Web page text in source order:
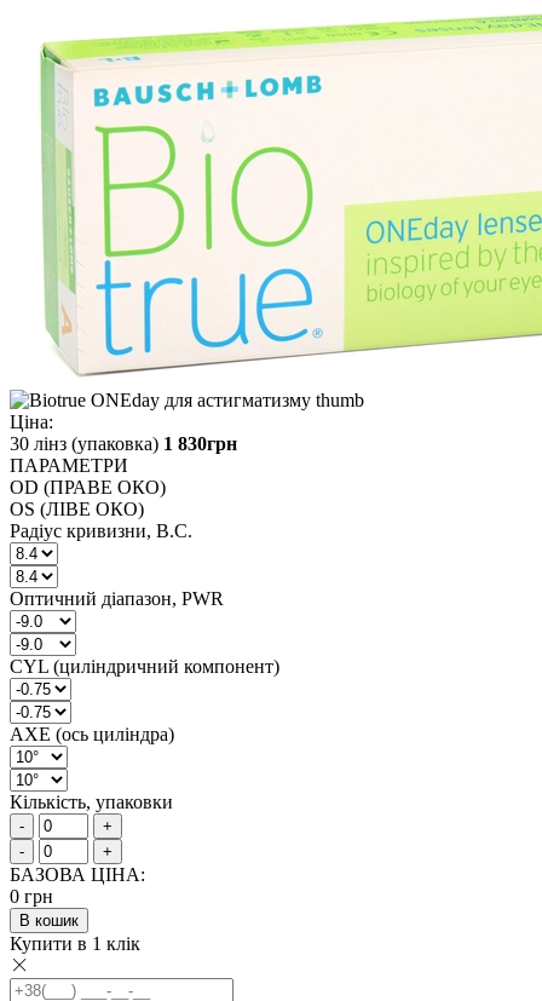
Ціна:
30 лінз (упаковка) 1 830грн
ПАРАМЕТРИ
OD (ПРАВЕ ОКО)
OS (ЛІВЕ ОКО)
Радіус кривизни, B.C.
Оптичний діапазон, PWR
CYL (циліндричний компонент)
AXE (ось циліндра)
Кількість, упаковки
-
+
-
+
БАЗОВА ЦІНА:
0 грн
В кошик
Купити в 1 клік